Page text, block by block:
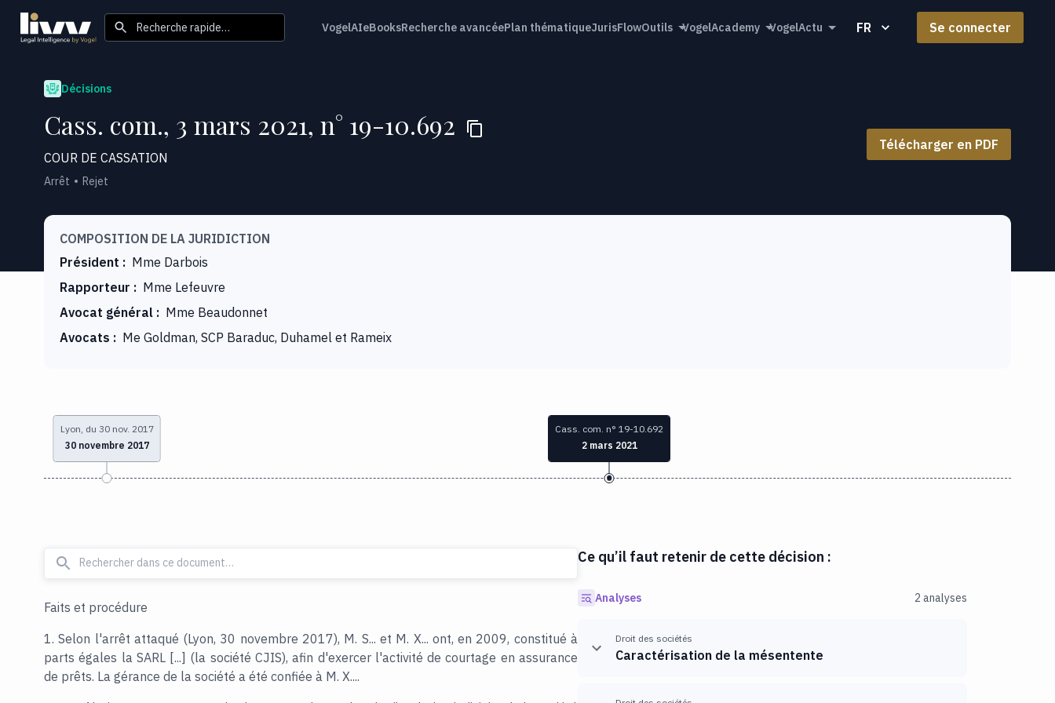
Recherche rapide… VogelAIeBooksRecherche avancéePlan thématiqueJurisFlowOutils VogelAcademy VogelActu FR Se connecter
Décisions
Cass. com., 3 mars 2021, n° 19-10.692
COUR DE CASSATION
Télécharger en PDF
Arrêt Rejet
COMPOSITION DE LA JURIDICTION
Président : Mme Darbois
Rapporteur : Mme Lefeuvre
Avocat général : Mme Beaudonnet
Avocats : Me Goldman, SCP Baraduc, Duhamel et Rameix
Lyon, du 30 nov. 2017
30 novembre 2017
Cass. com. n° 19-10.692
2 mars 2021
Faits et procédure
1. Selon l'arrêt attaqué (Lyon, 30 novembre 2017), M. S... et M. X... ont, en 2009, constitué à
parts égales la SARL [...] (la société CJIS), afin d'exercer l'activité de courtage en assurance
de prêts. La gérance de la société a été confiée à M. X....
Ce qu’il faut retenir de cette décision :
Analyses 2 analyses
Droit des sociétés
Caractérisation de la mésentente